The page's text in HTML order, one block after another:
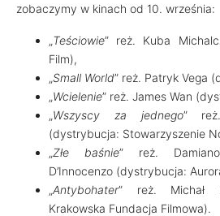
zobaczymy w kinach od 10. września:
„Teściowie” reż. Kuba
Film),
„Small World” reż. Patryk Vega
„Wcielenie” reż. James Wan
„Wszyscy za jednego”
(dystrybucja: Stowarzyszenie
„Złe baśnie” reż.
D’Innocenzo (dystrybucja:
„Antybohater” reż. Michał
Krakowska Fundacja Filmowa).